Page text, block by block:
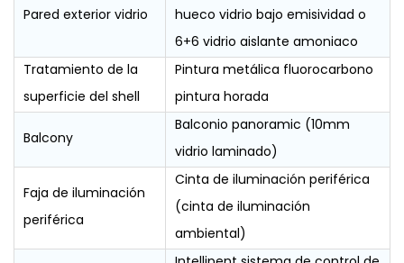
Pared exterior vidrio
hueco vidrio bajo emisividad o
6+6 vidrio aislante amoniaco
Tratamiento de la
superficie del shell
Pintura metálica fluorocarbono
pintura horada
Balcony
Balconio panoramic (10mm
vidrio laminado)
Faja de iluminación
periférica
Cinta de iluminación periférica
(cinta de iluminación
ambiental)